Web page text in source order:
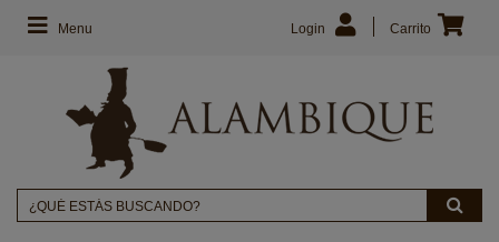
Menu Carrito
Login